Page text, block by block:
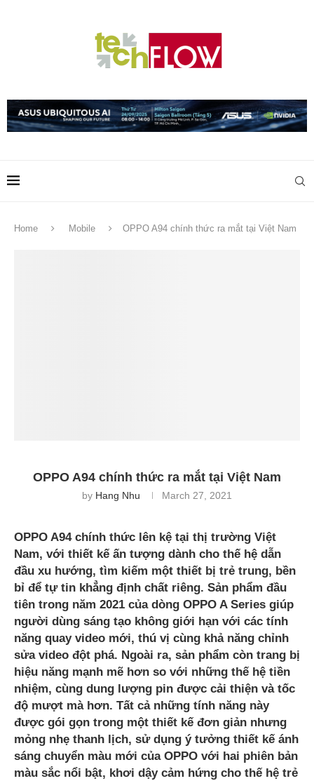
Home Mobile OPPO A94 chính thức ra mắt tại Việt Nam
OPPO A94 chính thức ra mắt tại Việt Nam
by Hang Nhu March 27, 2021
OPPO A94 chính thức lên kệ tại thị trường Việt
Nam, với thiết kế ấn tượng dành cho thế hệ dẫn
đầu xu hướng, tìm kiếm một thiết bị trẻ trung, bền
bỉ để tự tin khẳng định chất riêng. Sản phẩm đầu
tiên trong năm 2021 của dòng OPPO A Series giúp
người dùng sáng tạo không giới hạn với các tính
năng quay video mới, thú vị cùng khả năng chỉnh
sửa video đột phá. Ngoài ra, sản phẩm còn trang bị
hiệu năng mạnh mẽ hơn so với những thế hệ tiền
nhiệm, cùng dung lượng pin được cải thiện và tốc
độ mượt mà hơn. Tất cả những tính năng này
được gói gọn trong một thiết kế đơn giản nhưng
mỏng nhẹ thanh lịch, sử dụng ý tưởng thiết kế ánh
sáng chuyển màu mới của OPPO với hai phiên bản
màu sắc nổi bật, khơi dậy cảm hứng cho thế hệ trẻ